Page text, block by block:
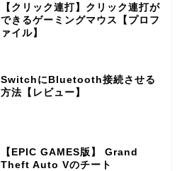
【クリック連打】クリック連打が
できるゲーミングマウス【プロフ
ァイル】
SwitchにBluetooth接続させる
方法【レビュー】
【EPIC GAMES版】 Grand
Theft Auto Vのチート